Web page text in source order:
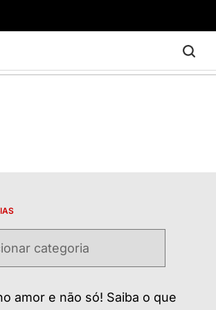
amor e não só! Saiba o que